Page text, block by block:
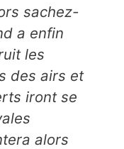
sachez-
a enfin
les
des airs et
iront se
alors